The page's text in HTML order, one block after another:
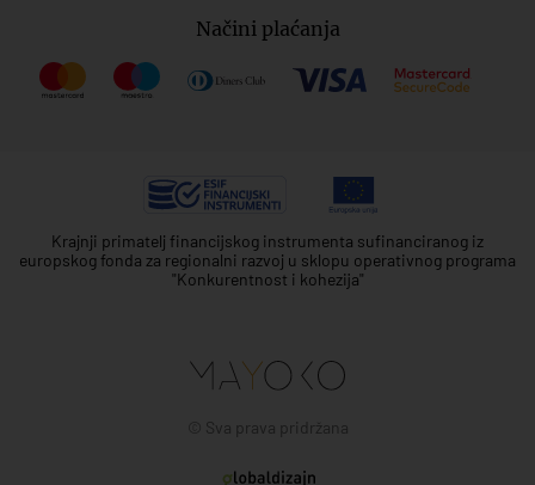
Načini plaćanja
Krajnji primatelj financijskog instrumenta sufinanciranog iz
europskog fonda za regionalni razvoj u sklopu operativnog programa
"Konkurentnost i kohezija"
© Sva prava pridržana